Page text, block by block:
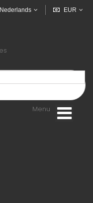
EUR
Nederlands
Menu